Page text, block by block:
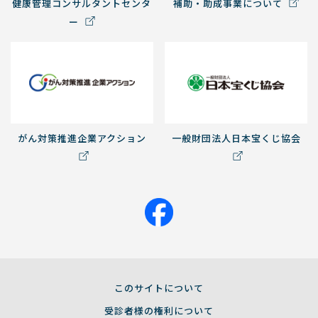
健康管理コンサルタントセンタ
ー
補助・助成事業について
がん対策推進企業アクション 一般財団法人日本宝くじ協会
このサイトについて
受診者様の権利について